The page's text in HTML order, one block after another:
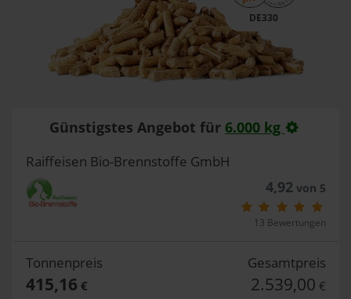
DE330
Günstigstes Angebot für 6.000 kg
Raiffeisen Bio-Brennstoffe GmbH
4,92von 5
13 Bewertungen
Tonnenpreis
415,16 €
Gesamtpreis
2.539,00 €